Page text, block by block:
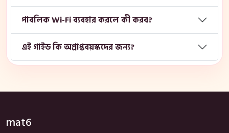
পাবলিক Wi-Fi ব্যবহার করলে কী করব?
এই গাইড কি অপ্রাপ্তবয়স্কদের জন্য?
mat6